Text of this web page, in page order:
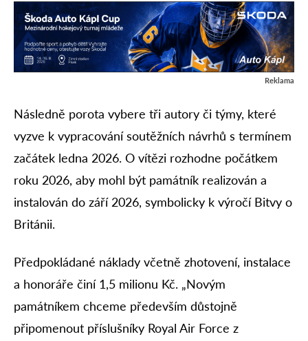
Reklama
Následně porota vybere tři autory či týmy, které
vyzve k vypracování soutěžních návrhů s termínem
začátek ledna 2026. O vítězi rozhodne počátkem
roku 2026, aby mohl být památník realizován a
instalován do září 2026, symbolicky k výročí Bitvy o
Británii.
Předpokládané náklady včetně zhotovení, instalace
a honoráře činí 1,5 milionu Kč. „Novým
památníkem chceme především důstojně
připomenout příslušníky Royal Air Force z